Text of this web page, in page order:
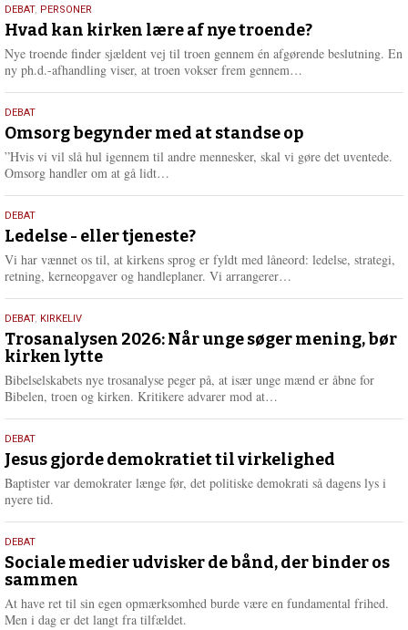
e
r
e
25.
juli
2026
DEBAT, PERSONER
Hvad kan kirken lære af nye troende?
Nye troende finder sjældent vej til troen gennem én afgørende beslutning. En
ny ph.d.-afhandling viser, at troen vokser frem gennem…
e
r
e
9.
juli
2026
DEBAT
Omsorg begynder med at standse op
”Hvis vi vil slå hul igennem til andre mennesker, skal vi gøre det uventede.
Omsorg handler om at gå lidt…
e
r
e
10.
juni
2026
DEBAT
Ledelse - eller tjeneste?
Vi har vænnet os til, at kirkens sprog er fyldt med låneord: ledelse, strategi,
retning, kerneopgaver og handleplaner. Vi arrangerer…
e
2.
juni
2026
DEBAT, KIRKELIV
Trosanalysen 2026: Når unge søger mening, bør
kirken lytte
Bibelselskabets nye trosanalyse peger på, at især unge mænd er åbne for
Bibelen, troen og kirken. Kritikere advarer mod at…
e
r
18.
maj
2026
DEBAT
Jesus gjorde demokratiet til virkelighed
Baptister var demokrater længe før, det politiske demokrati så dagens lys i
nyere tid.
18.
maj
2026
DEBAT
Sociale medier udvisker de bånd, der binder os
sammen
At have ret til sin egen opmærksomhed burde være en fundamental frihed.
Men i dag er det langt fra tilfældet.